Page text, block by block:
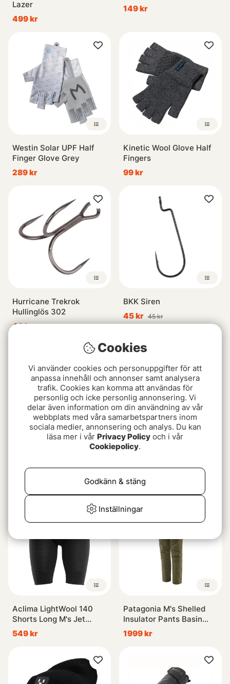
Lazer
499 kr
149 kr
Westin Solar UPF Half
Finger Glove Grey
289 kr
Kinetic Wool Glove Half
Fingers
99 kr
Hurricane Trekrok
Hullinglös 302
49 kr
BKK Siren
45 kr 45 kr
Longs Kids Navy Blazer
m. Handtag
599 kr
Aclima LightWool 140
Shorts Long M's Jet
Black
549 kr
Patagonia M's Shelled
Insulator Pants Basin
Green
1999 kr
Cookies
Vi använder cookies och personuppgifter för att
anpassa innehåll och annonser samt analysera
trafik. Cookies kan komma att användas för
personlig och icke personlig annonsering. Vi
delar även information om din användning av vår
webbplats med våra samarbetspartners inom
sociala medier, annonsering och analys. Du kan
läsa mer i vår Privacy Policy och i vår
Cookiepolicy.
Inställningar
Godkänn & stäng